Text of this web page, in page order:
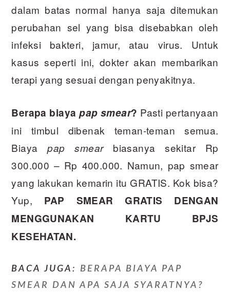
dalam batas normal hanya saja ditemukan
perubahan sel yang bisa disebabkan oleh
infeksi bakteri, jamur, atau virus. Untuk
kasus seperti ini, dokter akan membarikan
terapi yang sesuai dengan penyakitnya.
Berapa biayapap smear? Pasti pertanyaan
ini timbul dibenak teman-teman semua.
Biayapap smearbiasanya sekitar Rp
300.000 – Rp 400.000. Namun, pap smear
yang lakukan kemarin itu GRATIS. Kok bisa?
Yup, PAP SMEAR GRATIS DENGAN
MENGGUNAKAN KARTU BPJS
KESEHATAN.
BACA JUGA:BERAPA BIAYA PAP
SMEAR DAN APA SAJA SYARATNYA?